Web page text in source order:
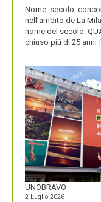
Nome, secolo,
nell’ambito de La
nome del secolo.
chiuso più di 25
UNOBRAVO
2 Luglio 2026